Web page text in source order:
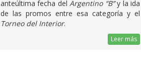
anteúltima fecha delArgentino “B”y la ida
de las promos entre esa categoría y el
Torneo del Interior.
Leer más